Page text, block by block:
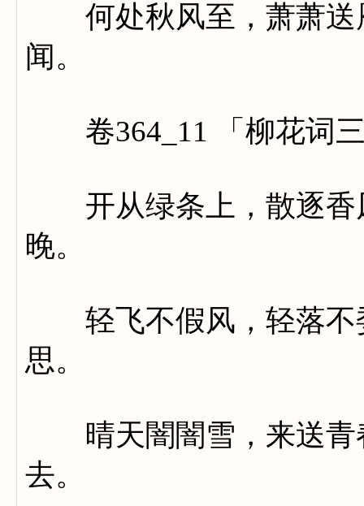
何处秋风至，萧萧送
闻。
卷364_11 「柳花词三
开从绿条上，散逐香
晚。
轻飞不假风，轻落不
思。
晴天闇闇雪，来送青
去。